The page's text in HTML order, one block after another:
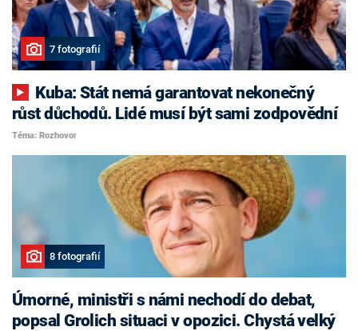
7 fotografií
růst důchodů. Lidé musí být sami zodpovědní
Téma: Rozhovor
8 fotografií
Úmorné, ministři s námi nechodí do debat,
popsal Grolich situaci v opozici. Chystá velký